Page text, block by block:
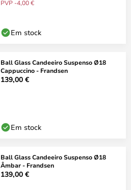
PVP -4,00 €
Em stock
Ball Glass Candeeiro Suspenso Ø18
Cappuccino - Frandsen
139,00 €
Em stock
Ball Glass Candeeiro Suspenso Ø18
Âmbar - Frandsen
139,00 €